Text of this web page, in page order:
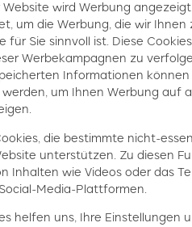
wird Werbung
um die Werbung, die wir Ihnen
für Sie sinnvoll ist. Diese
Werbekampagnen zu
Informationen
um Ihnen Werbung auf
die bestimmte nicht-
unterstützen. Zu diesen
Inhalten wie Videos oder das
Media-Plattformen.
helfen uns, Ihre Einstellungen